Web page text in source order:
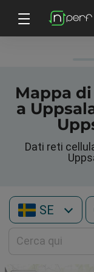
Mappa
a
Dati reti
SE